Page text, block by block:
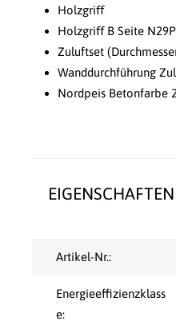
Holzgriﬀ
Holzgriﬀ B Seite N29P
Zuluftset
Wanddurchführung
Nordpeis Betonfarbe
EIGENSCHAFTEN
Artikel-Nr.:
Energieeffizienzklass
e: